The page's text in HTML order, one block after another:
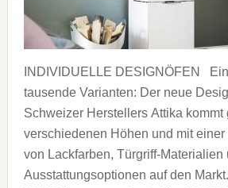
INDIVIDUELLE DESIGNÖFEN
tausende Varianten: Der neue
Schweizer Herstellers Attika kommt
verschiedenen Höhen und mit
von Lackfarben, Türgriff-Materialien
Ausstattungsoptionen auf den